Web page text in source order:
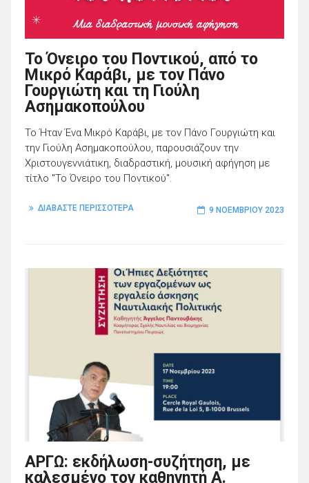
Το Όνειρο του Ποντικού, από το
Μικρό Καράβι, με τον Πάνο
Γουργιώτη και τη Γιούλη
Ασημακοπούλου
Το Ήταν Ένα Μικρό Καράβι, με τον Πάνο Γουργιώτη και
την Γιούλη Ασημακοπούλου, παρουσιάζουν την
Χριστουγεννιάτικη, διαδραστική, μουσική αφήγηση με
τίτλο "Το Όνειρο του Ποντικού".
ΔΙΑΒΑΣΤΕ ΠΕΡΙΣΣΟΤΕΡΑ 9 ΝΟΕΜΒΡΊΟΥ 2023
ΑΡΓΩ: εκδήλωση-συζήτηση, με
καλεσμένο τον καθηγητή Α.